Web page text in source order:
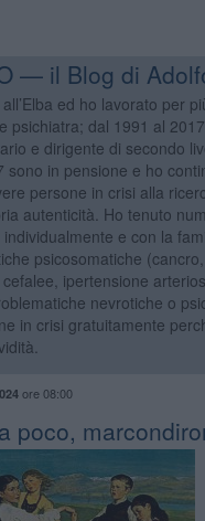
— il Blog di
all’Elba ed ho lavorato per
psichiatra; dal 1991 al
e dirigente di secondo
sono in pensione e ho
persone in crisi alla
autenticità. Ho tenuto
e con la
psicosomatiche
ipertensione
nevrotiche o
in crisi gratuitamente
ore 08:00
poco,